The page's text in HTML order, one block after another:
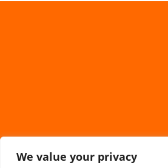
We value your privacy